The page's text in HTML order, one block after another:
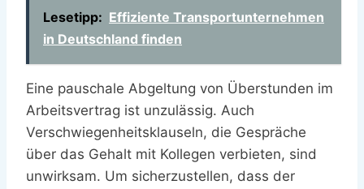
Lesetipp: Effiziente Transportunternehmen
in Deutschland finden
Eine pauschale Abgeltung von Überstunden im
Arbeitsvertrag ist unzulässig. Auch
Verschwiegenheitsklauseln, die Gespräche
über das Gehalt mit Kollegen verbieten, sind
unwirksam. Um sicherzustellen, dass der